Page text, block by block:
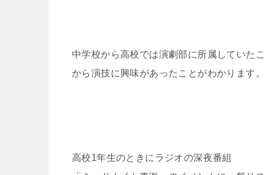
中学校から高校では演劇部に所属していた
から演技に興味があったことがわかります。
高校1年生のときにラジオの深夜番組